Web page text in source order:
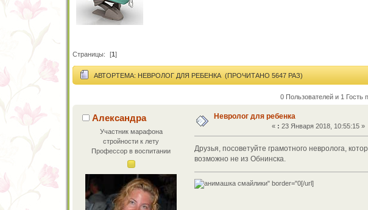
Страницы: [1]
АВТОРТЕМА: НЕВРОЛОГ ДЛЯ РЕБЕНКА (ПРОЧИТАНО 5647 РАЗ)
0 Пользователей и 1 Гость
Александра
Участник марафона
стройности к лету
Профессор в воспитании
Невролог для ребенка
« : 23 Января 2018, 10:55:15 »
Друзья, посоветуйте грамотного невролога,
возможно не из Обнинска.
[/url]